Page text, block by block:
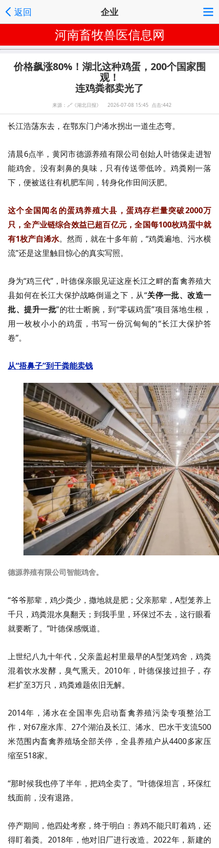
返回 企业
河南畜牧兽医信息网
价格飙涨80%！湖北这种鸡蛋，200个国家围
观！
连鸡粪都卖光了
来源： 🔗《湖北日报》 2026-07-08 15:45 点击:442
长江浩荡东去，在鄂东门户浠水拐出一道生态弯。
清晨6点半，黄冈市德源养殖有限公司创始人叶德保走进智
能鸡舍。没有刺鼻的臭味，只有传送带低吟。鸡粪刚一落
下，便被送往有机肥车间，转身化作田间沃肥。
这个全国闻名的蛋鸡养殖大县，蛋鸡存栏量突破2000万
只，全产业链综合效益已超百亿元，全国每100枚鸡蛋中就
有1枚产自浠水。然而，就在十多年前，“鸡粪遍地、污水横
流”还是这里触目惊心的真实写照。
身为“鸡三代”，叶德保亲眼见证这座长江之畔的畜禽养殖大
县如何在长江大保护战略倒逼之下，从“关停一批、改造一
批、提升一批”的壮士断腕，到“零碳鸡蛋”项目落地生根，
用一枚枚小小的鸡蛋，书写一份沉甸甸的“长江大保护答
卷”。
从“捂鼻子”到干粪能卖钱
德源养殖有限公司智能鸡舍。
“爷爷那辈，鸡少粪少，撒地就是肥；父亲那辈，A型笼养上
千只，鸡粪混水臭翻天；到我手里，环保过不去，这行眼看
就要断了。”叶德保感慨道。
上世纪八九十年代，父亲盖起村里最早的A型笼鸡舍，鸡粪
混着饮水发酵，臭气熏天。2010年，叶德保接过担子，存
栏扩至3万只，鸡粪难题依旧无解。
2014年，浠水在全国率先启动畜禽养殖污染专项整治工
作，对67座水库、27个湖泊及长江、浠水、巴水干支流500
米范围内畜禽养殖场全部关停，全县养殖户从4400多家压
缩至518家。
“那时候我也停了半年，把鸡全卖了。”叶德保坦言，环保红
线面前，没有退路。
停产期间，他四处考察，终于明白：养鸡不能只盯着鸡，还
得盯着粪。2018年，他对旧厂进行改造。2022年，新建的